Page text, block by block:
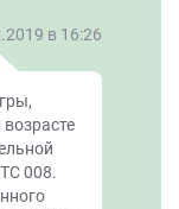
в 16:26
008.